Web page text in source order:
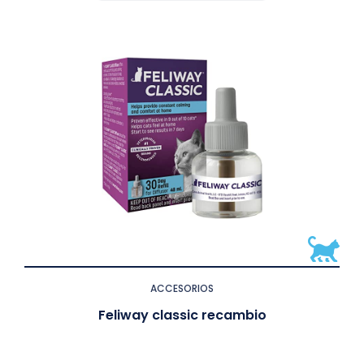
ACCESORIOS
Feliway classic recambio